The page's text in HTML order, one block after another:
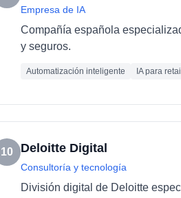
Empresa de IA
Compañía española
y seguros.
Automatización inteligente IA para retail
10 Deloitte Digital
Consultoría y tecnología
División digital de Deloitte